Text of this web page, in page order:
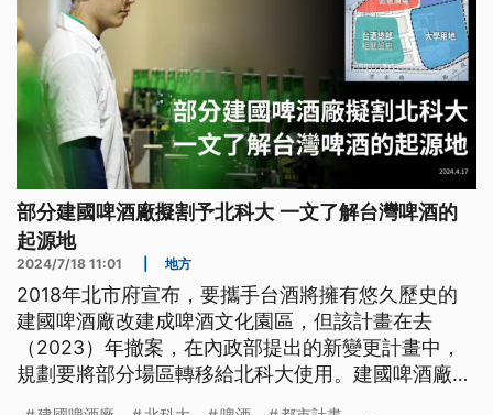
部分建國啤酒廠擬割予北科大 一文了解台灣啤酒的
起源地
2024/7/18 11:01 地方
2018年北市府宣布，要攜手台酒將擁有悠久歷史的
建國啤酒廠改建成啤酒文化園區，但該計畫在去
（2023）年撤案，在內政部提出的新變更計畫中，
規劃要將部分場區轉移給北科大使用。建國啤酒廠的